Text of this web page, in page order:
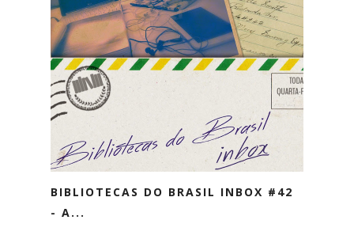
BIBLIOTECAS DO BRASIL INBOX #42
- A...